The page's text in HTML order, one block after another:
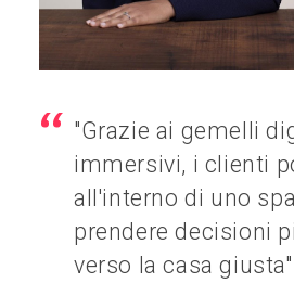
"Grazie ai gemelli
immersivi, i clienti
all'interno di uno
prendere decisioni
verso la casa